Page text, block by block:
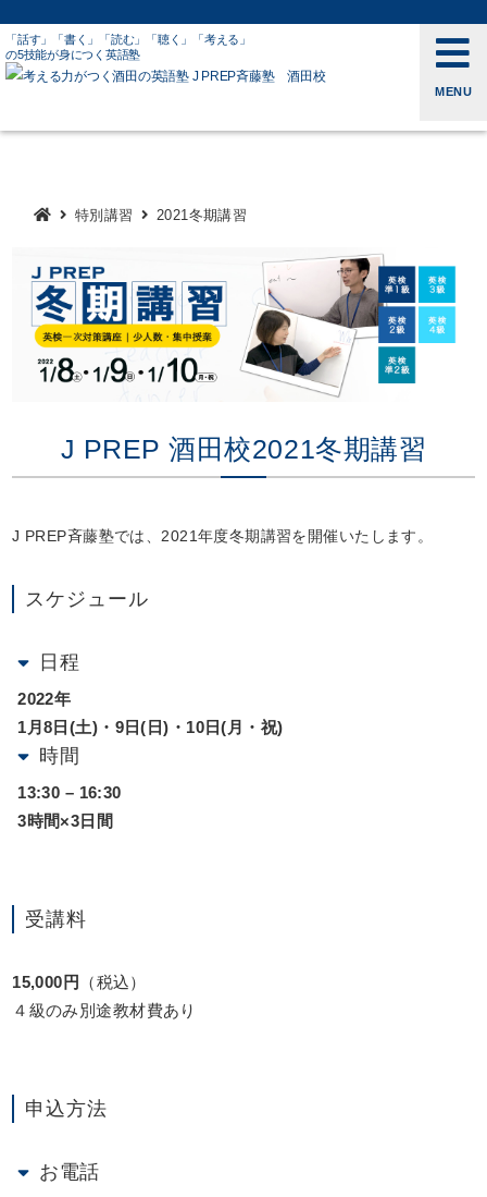
「話す」「書く」「読む」「聴く」「考える」
の5技能が身につく英語塾
MENU
特別講習 2021冬期講習
J PREP 酒田校2021冬期講習
J PREP斉藤塾では、2021年度冬期講習を開催いたします。
スケジュール
日程
2022年
1月8日(土)・9日(日)・10日(月・祝)
時間
13:30 – 16:30
3時間×3日間
受講料
15,000円
（税込）
４級のみ別途教材費あり
申込方法
お電話